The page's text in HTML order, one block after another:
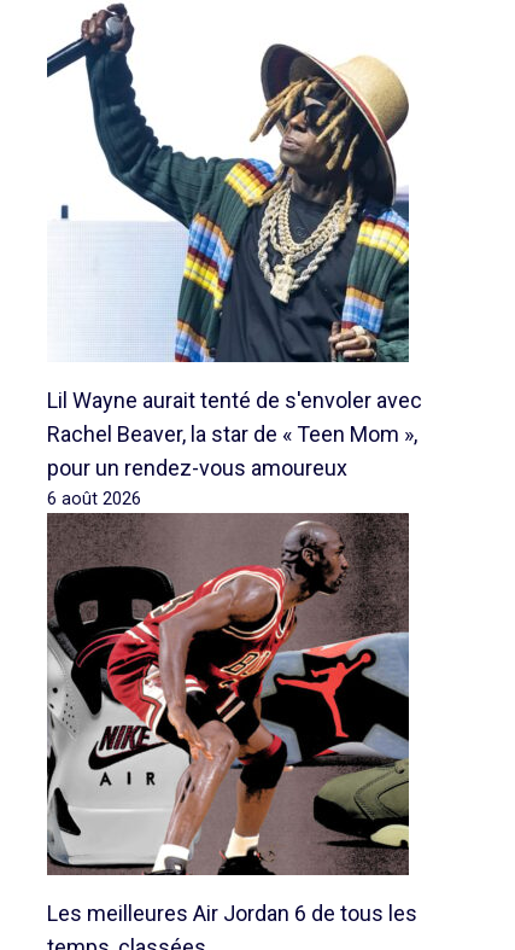
Lil Wayne aurait tenté de s'envoler avec
Rachel Beaver, la star de « Teen Mom »,
pour un rendez-vous amoureux
6 août 2026
Les meilleures Air Jordan 6 de tous les